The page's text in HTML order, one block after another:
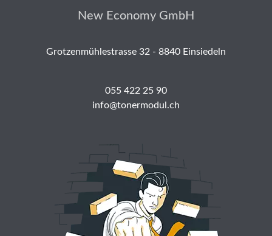
New Economy GmbH
Grotzenmühlestrasse 32 - 8840 Einsiedeln
055 422 25 90
info@tonermodul.ch